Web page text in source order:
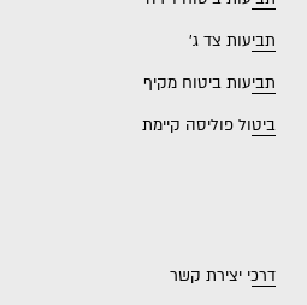
תביעות צד ג'
תביעות ביטוח מקיף
ביטול פוליסה קיימת
דרכי יצירת קשר